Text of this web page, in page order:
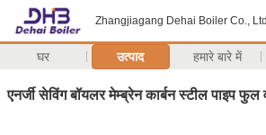
Zhangjiagang Dehai Boiler Co., Ltd
घर उत्पाद हमारे बारे में
एनर्जी सेविंग बॉयलर मेम्ब्रेन कार्बन स्टील पाइप